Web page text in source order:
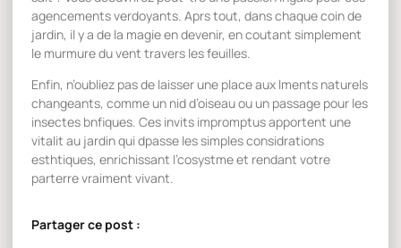
agencements verdoyants. Aprs tout, dans chaque coin de
jardin, il y a de la magie en devenir, en coutant simplement
le murmure du vent travers les feuilles.
Enfin, n’oubliez pas de laisser une place aux lments naturels
changeants, comme un nid d’oiseau ou un passage pour les
insectes bnfiques. Ces invits impromptus apportent une
vitalit au jardin qui dpasse les simples considrations
esthtiques, enrichissant l’cosystme et rendant votre
parterre vraiment vivant.
Partager ce post :